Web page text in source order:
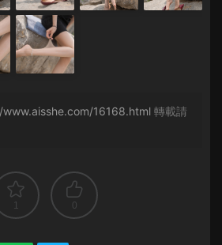
16168.html 轉載請
1 0